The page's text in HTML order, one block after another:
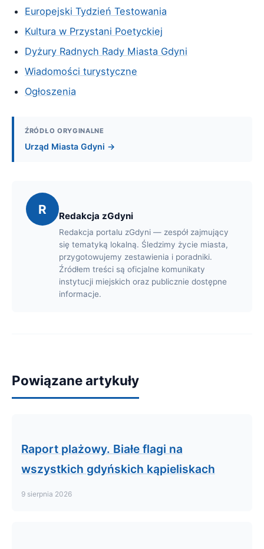
Europejski Tydzień Testowania
Kultura w Przystani Poetyckiej
Dyżury Radnych Rady Miasta Gdyni
Wiadomości turystyczne
Ogłoszenia
ŹRÓDŁO ORYGINALNE
Urząd Miasta Gdyni →
R Redakcja zGdyni
Redakcja portalu zGdyni — zespół zajmujący
się tematyką lokalną. Śledzimy życie miasta,
przygotowujemy zestawienia i poradniki.
Źródłem treści są oficjalne komunikaty
instytucji miejskich oraz publicznie dostępne
informacje.
Powiązane artykuły
Raport plażowy. Białe flagi na
wszystkich gdyńskich kąpieliskach
9 sierpnia 2026